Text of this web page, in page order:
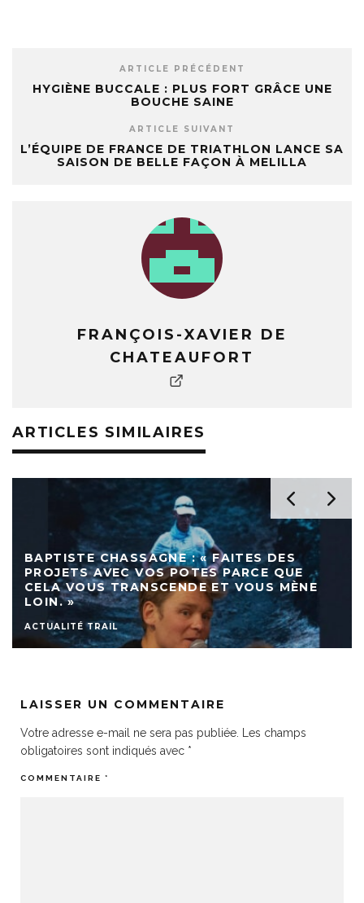
ARTICLE PRÉCÉDENT
HYGIÈNE BUCCALE : PLUS FORT GRÂCE UNE
BOUCHE SAINE
ARTICLE SUIVANT
L’ÉQUIPE DE FRANCE DE TRIATHLON LANCE SA
SAISON DE BELLE FAÇON À MELILLA
FRANÇOIS-XAVIER DE
CHATEAUFORT
ARTICLES SIMILAIRES
BAPTISTE CHASSAGNE : « FAITES DES
PROJETS AVEC VOS POTES PARCE QUE
CELA VOUS TRANSCENDE ET VOUS MÈNE
LOIN. »
ACTUALITÉ TRAIL
LAISSER UN COMMENTAIRE
Votre adresse e-mail ne sera pas publiée.
Les champs
obligatoires sont indiqués avec *
COMMENTAIRE *